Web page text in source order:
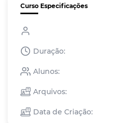
Curso Especificações
Duração:
Alunos:
Arquivos:
Data de Criação: